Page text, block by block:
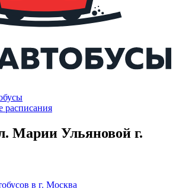
расписания
Марии Ульяновой г.
в г. Москва